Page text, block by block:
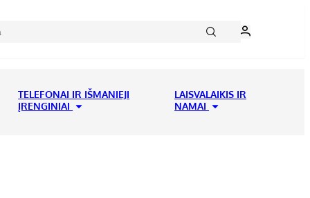
TELEFONAI IR IŠMANIEJI
ĮRENGINIAI
LAISVALAIKIS IR
NAMAI